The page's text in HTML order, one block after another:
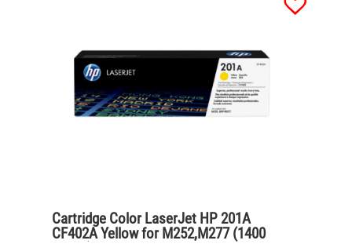
Cartridge Color LaserJet HP 201A
CF402A Yellow for M252,M277 (1400